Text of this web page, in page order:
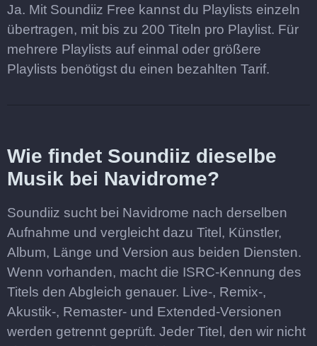
Ja. Mit Soundiiz Free kannst du Playlists einzeln
übertragen, mit bis zu 200 Titeln pro Playlist. Für
mehrere Playlists auf einmal oder größere
Playlists benötigst du einen bezahlten Tarif.
Wie findet Soundiiz dieselbe
Musik bei Navidrome?
Soundiiz sucht bei Navidrome nach derselben
Aufnahme und vergleicht dazu Titel, Künstler,
Album, Länge und Version aus beiden Diensten.
Wenn vorhanden, macht die ISRC-Kennung des
Titels den Abgleich genauer. Live-, Remix-,
Akustik-, Remaster- und Extended-Versionen
werden getrennt geprüft. Jeder Titel, den wir nicht